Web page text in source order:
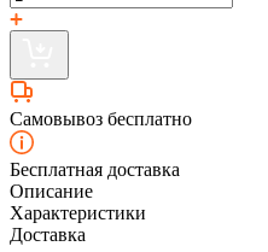
Самовывоз бесплатно
Бесплатная доставка
Описание
Характеристики
Доставка